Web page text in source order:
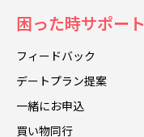
困った時サポート
フィードバック
デートプラン提案
一緒にお申込
買い物同行